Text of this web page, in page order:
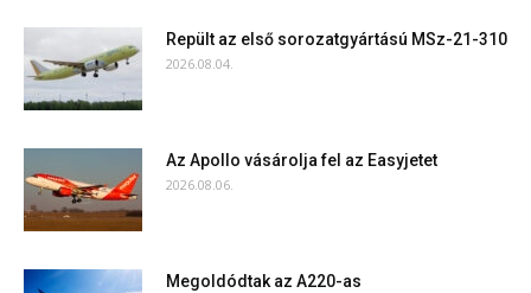
Repült az első sorozatgyártású MSz-21-310
2026.08.04.
Az Apollo vásárolja fel az Easyjetet
2026.08.06.
Megoldódtak az A220-as